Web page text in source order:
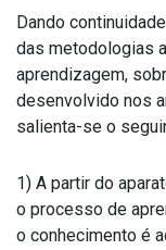
Dando
das metodologias
aprendizagem,
desenvolvido nos
salienta-se o
1) A partir do
o processo de
o conhecimento é